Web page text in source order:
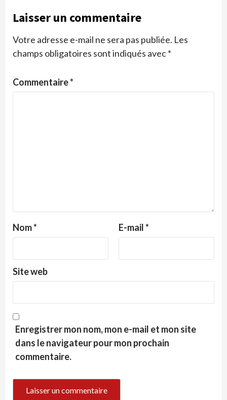
Laisser un commentaire
Votre adresse e-mail ne sera pas publiée. Les
champs obligatoires sont indiqués avec*
Commentaire*
Nom* E-mail*
Site web
Enregistrer mon nom, mon e-mail et mon site
dans le navigateur pour mon prochain
commentaire.